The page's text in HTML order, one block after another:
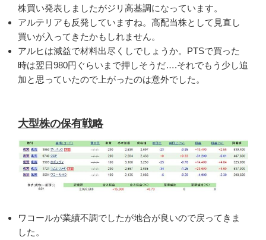
株買い発表しましたがジリ高基調になっています。
アルテリアも反発していますね。高配当株として見直し
買いが入ってきたかもしれません。
アルヒは減益で材料出尽くしでしょうか。PTSで買った
時は翌日980円ぐらいまで押しそうだ….それでもう少し追
加と思っていたので上がったのは意外でした。
大型株の保有戦略
ワコールが業績不調でしたが地合が良いので戻ってきま
した。